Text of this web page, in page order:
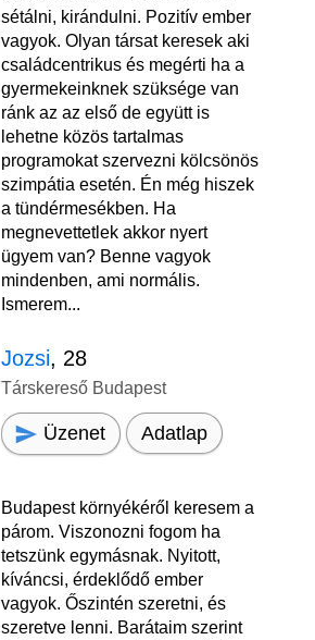
sétálni, kirándulni. Pozitív ember
vagyok. Olyan társat keresek aki
családcentrikus és megérti ha a
gyermekeinknek szüksége van
ránk az az első de együtt is
lehetne közös tartalmas
programokat szervezni kölcsönös
szimpátia esetén. Én még hiszek
a tündérmesékben. Ha
megnevettetlek akkor nyert
ügyem van? Benne vagyok
mindenben, ami normális.
Ismerem...
Jozsi, 28
Társkereső Budapest
Üzenet Adatlap
Budapest környékéről keresem a
párom. Viszonozni fogom ha
tetszünk egymásnak. Nyitott,
kíváncsi, érdeklődő ember
vagyok. Őszintén szeretni, és
szeretve lenni. Barátaim szerint